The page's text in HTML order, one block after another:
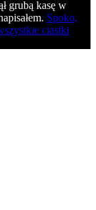
grubą kasę w
Spoko,
ciastki